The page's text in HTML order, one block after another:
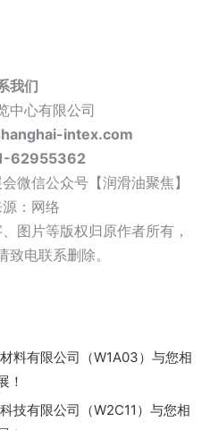
我们
中心有限公司
intex.com
62955362
微信公众号【润滑油聚焦】
：网络
图片等版权归原作者所有，
致电联系删除。
料有限公司（W1A03）与您相
！
技有限公司（W2C11）与您相